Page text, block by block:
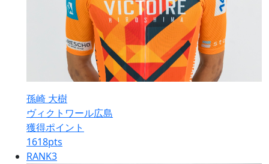
孫崎 大樹
ヴィクトワール広島
獲得ポイント
1618pts
RANK3